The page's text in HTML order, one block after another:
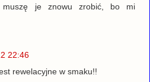
muszę je znowu zrobić, bo mi
22:46
rewelacyjne w smaku!!